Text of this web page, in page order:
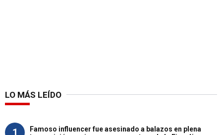
LO MÁS LEÍDO
Famoso influencer fue asesinado a balazos en plena